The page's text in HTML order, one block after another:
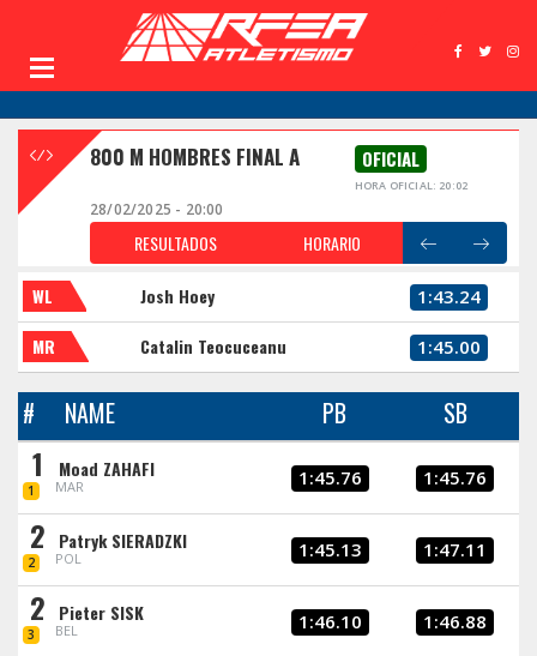
800 M HOMBRES FINAL A OFICIAL
HORA OFICIAL: 20:02
28/02/2025 - 20:00
RESULTADOS HORARIO
WL Josh Hoey 1:43.24
MR Catalin Teocuceanu 1:45.00
# NAME PB SB
1
1
Moad ZAHAFI
MAR 1:45.76 1:45.76
2
2
Patryk SIERADZKI
POL 1:45.13 1:47.11
2
3
Pieter SISK
BEL 1:46.10 1:46.88